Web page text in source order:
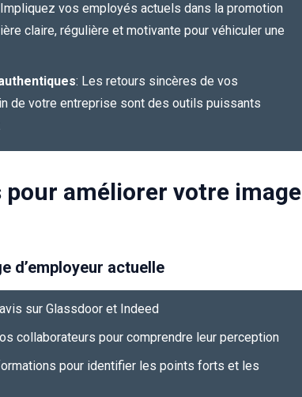
vos employés actuels dans la promotion
claire, régulière et motivante pour véhiculer une
: Les retours sincères de vos
de votre entreprise sont des outils puissants
pour améliorer votre image
d’employeur actuelle
sur Glassdoor et Indeed
collaborateurs pour comprendre leur perception
pour identifier les points forts et les